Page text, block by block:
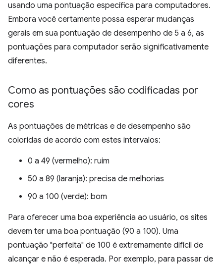
usando uma pontuação específica para computadores.
Embora você certamente possa esperar mudanças
gerais em sua pontuação de desempenho de 5 a 6, as
pontuações para computador serão significativamente
diferentes.
Como as pontuações são codificadas por
cores
As pontuações de métricas e de desempenho são
coloridas de acordo com estes intervalos:
0 a 49 (vermelho): ruim
50 a 89 (laranja): precisa de melhorias
90 a 100 (verde): bom
Para oferecer uma boa experiência ao usuário, os sites
devem ter uma boa pontuação (90 a 100). Uma
pontuação "perfeita" de 100 é extremamente difícil de
alcançar e não é esperada. Por exemplo, para passar de